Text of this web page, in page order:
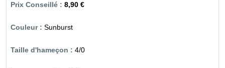
8,90 €
Sunburst
4/0